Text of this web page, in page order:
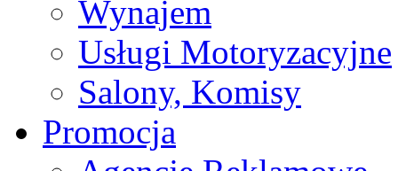
Wynajem
Usługi Motoryzacyjne
Salony, Komisy
Promocja